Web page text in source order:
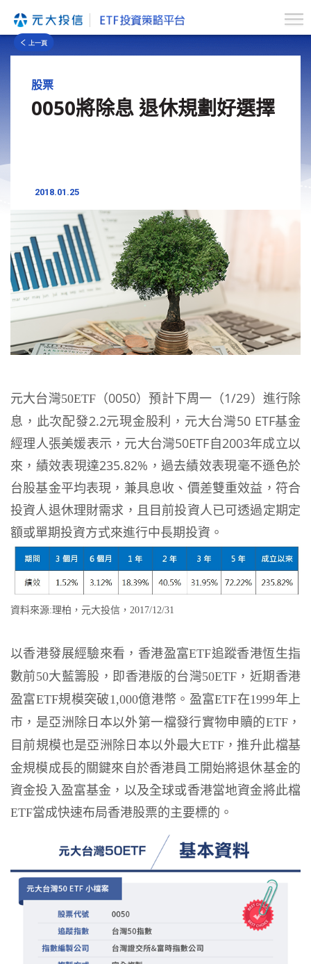
股票
0050將除息 退休規劃好選擇
2018.01.25
元大台灣50ETF（0050）預計下周一（1/29）進行除
息，此次配發2.2元現金股利，元大台灣50 ETF基金
經理人張美媛表示，元大台灣50ETF自2003年成立以
來，績效表現達235.82% ，過去績效表現毫不遜色於
台股基金平均表現，兼具息收、價差雙重效益，符合
投資人退休理財需求，且目前投資人已可透過定期定
額或單期投資方式來進行中長期投資。
資料來源:理柏，元大投信， 2017/12/31
以香港發展經驗來看，香港盈富ETF追蹤香港恆生指
數前50大藍籌股，即香港版的台灣50ETF ，近期香港
盈富ETF規模突破1,000億港幣。盈富ETF在1999年上
市，是亞洲除日本以外第一檔發行實物申贖的ETF，
目前規模也是亞洲除日本以外最大ETF，推升此檔基
金規模成長的關鍵來自於香港員工開始將退休基金的
資金投入盈富基金，以及全球或香港當地資金將此檔
ETF當成快速布局香港股票的主要標的。